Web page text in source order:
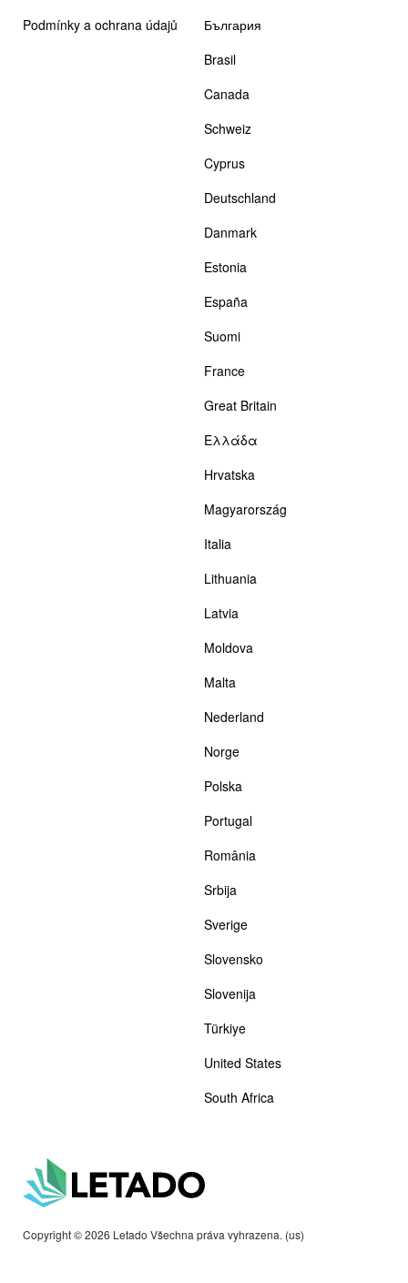
Copyright © 2026 Letado Všechna práva vyhrazena. (us)
Podmínky a ochrana údajů
България
Brasil
Canada
Schweiz
Cyprus
Deutschland
Danmark
Estonia
España
Suomi
France
Great Britain
Ελλάδα
Hrvatska
Magyarország
Italia
Lithuania
Latvia
Moldova
Malta
Nederland
Norge
Polska
Portugal
România
Srbija
Sverige
Slovensko
Slovenija
Türkiye
United States
South Africa